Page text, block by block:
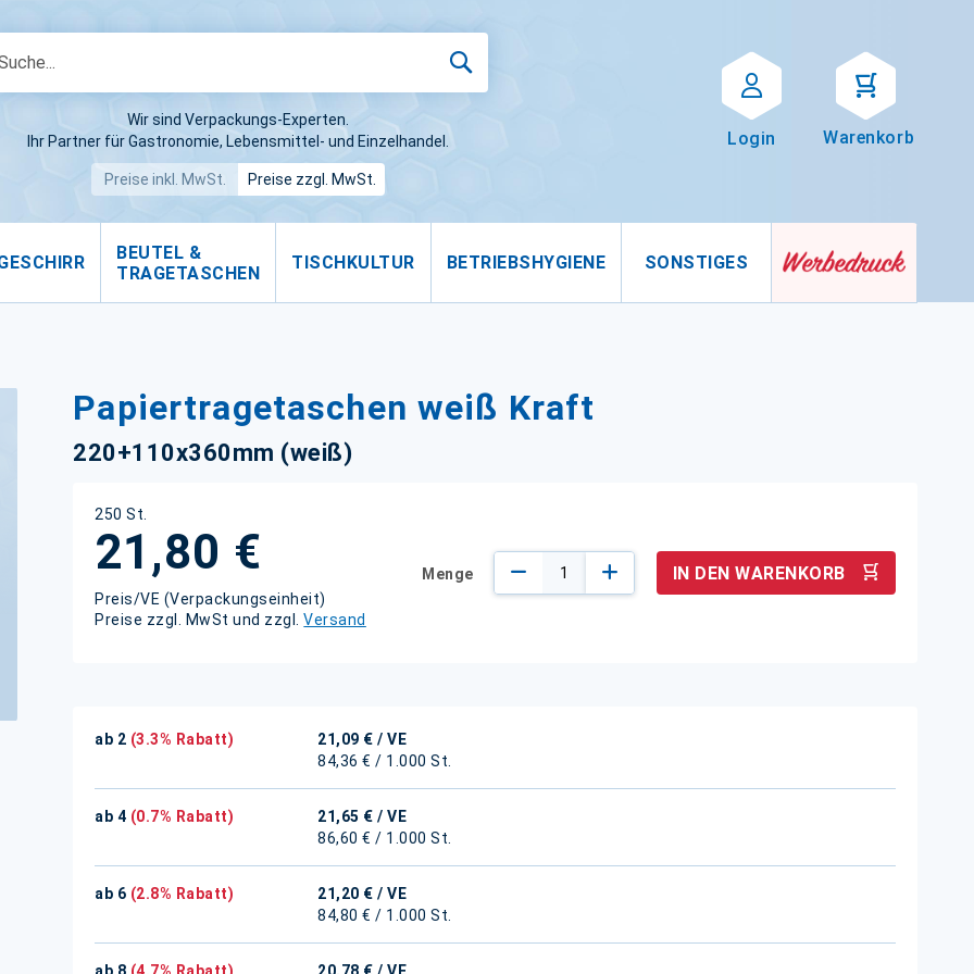
Wir sind Verpackungs-Experten.
Ihr Partner für Gastronomie, Lebensmittel- und Einzelhandel.
Preise inkl. MwSt. Preise zzgl. MwSt.
Login Warenkorb
BEUTEL &
TRAGETASCHEN
TISCHKULTUR BETRIEBSHYGIENE SONSTIGES
Papiertragetaschen weiß Kraft
220+110x360mm (weiß)
250 St.
21,80 €
Preis/VE (Verpackungseinheit)
Preise zzgl. MwSt und zzgl.Versand
Menge IN DEN WARENKORB
ab 2 (3.3% Rabatt) 21,09 € / VE
84,36 € / 1.000 St.
ab 4 (0.7% Rabatt) 21,65 € / VE
86,60 € / 1.000 St.
ab 6 (2.8% Rabatt) 21,20 € / VE
84,80 € / 1.000 St.